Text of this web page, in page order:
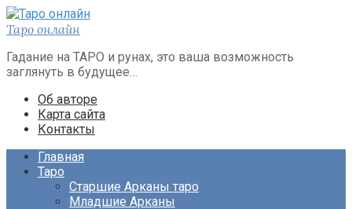
Перейти
к
Таро онлайн
Гадание на ТАРО и рунах, это ваша возможность
заглянуть в будущее…
Об авторе
Карта сайта
Контакты
Главная
Таро
Старшие Арканы таро
Младшие Арканы